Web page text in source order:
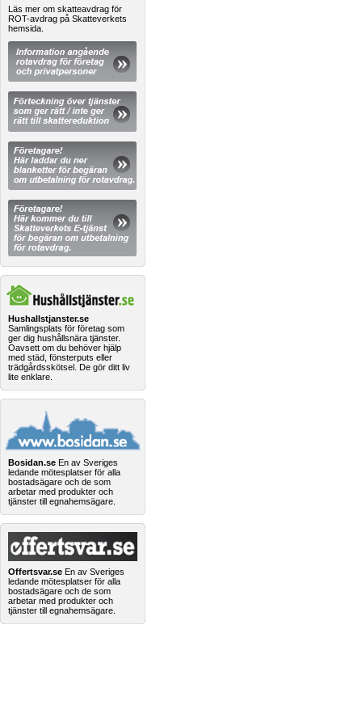
Läs mer om skatteavdrag för
ROT-avdrag på Skatteverkets
hemsida.
Hushallstjanster.se
Samlingsplats för företag som
ger dig hushållsnära tjänster.
Oavsett om du behöver hjälp
med städ, fönsterputs eller
trädgårdsskötsel. De gör ditt liv
lite enklare.
Bosidan.se En av Sveriges
ledande mötesplatser för alla
bostadsägare och de som
arbetar med produkter och
tjänster till egnahemsägare.
Offertsvar.se En av Sveriges
ledande mötesplatser för alla
bostadsägare och de som
arbetar med produkter och
tjänster till egnahemsägare.